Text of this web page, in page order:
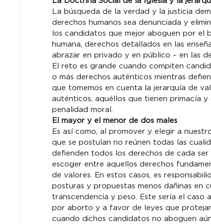
La búsqueda de la verdad y la justicia
derechos humanos sea denunciada y
los candidatos que mejor aboguen por el
humana, derechos detallados en las
abrazar en privado y en público – en las
El reto es grande cuando compiten
o más derechos auténticos mientras
que tomemos en cuenta la jerarquía de
auténticos, aquéllos que tienen primacía
penalidad moral.
El mayor y el menor de dos males
Es así como, al promover y elegir a
que se postulan no reúnen todas las
defienden todos los derechos de cada ser
escoger entre aquellos derechos
de valores. En estos casos, es
posturas y propuestas menos dañinas en
transcendencia y peso. Este sería el
por aborto y a favor de leyes que
cuando dichos candidatos no aboguen